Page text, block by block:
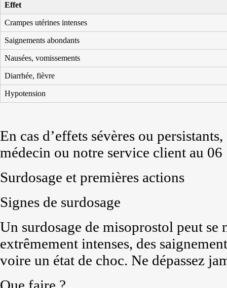
Effet
Crampes utérines intenses
Saignements abondants
Nausées, vomissements
Diarrhée, fièvre
Hypotension
En cas d’effets sévères ou
médecin ou notre service client au
Surdosage et premières actions
Signes de surdosage
Un surdosage de misoprostol peut se
extrêmement intenses, des
voire un état de choc. Ne dépassez